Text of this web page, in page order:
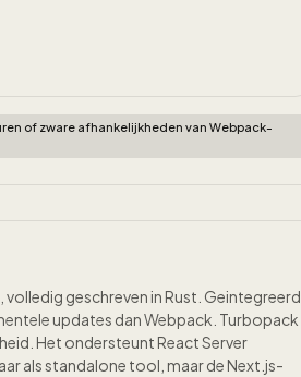
of zware afhankelijkheden van Webpack-
geschreven in Rust. Geintegreerd
updates dan Webpack. Turbopack
Het ondersteunt React Server
als standalone tool, maar de Next.js-